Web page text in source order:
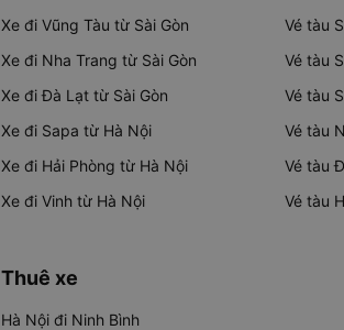
Xe đi Vũng Tàu từ Sài Gòn
Xe đi Nha Trang từ Sài Gòn
Xe đi Đà Lạt từ Sài Gòn
Xe đi Sapa từ Hà Nội
Xe đi Hải Phòng từ Hà Nội
Xe đi Vinh từ Hà Nội
Vé tàu
Vé tàu
Vé tàu
Vé tàu
Vé tàu
Vé tàu
Thuê xe
Hà Nội đi Ninh Bình